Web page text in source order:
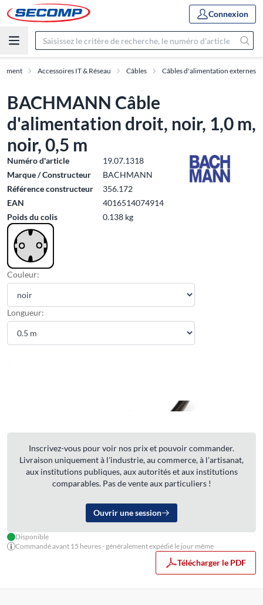
Connexion
Accessoires IT & Réseau Câbles Câbles d'alimentation externes
BACHMANN Câble
d'alimentation droit, noir, 1,0 m,
noir, 0,5 m
Numéro d'article
19.07.1318
Marque / Constructeur
BACHMANN
Référence constructeur
356.172
EAN
4016514074914
Poids du colis
0.138 kg
Couleur:
Longueur:
Inscrivez-vous pour voir nos prix et pouvoir commander.
Livraison uniquement à l'industrie, au commerce, à l'artisanat,
aux institutions publiques, aux autorités et aux institutions
comparables. Pas de vente aux particuliers !
Ouvrir une session
Disponible
Commandé avant 15 heures - généralement expédié le jour même
Télécharger le PDF